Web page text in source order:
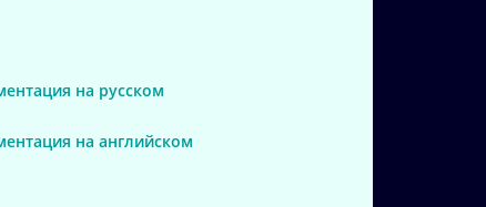
на русском
на английском